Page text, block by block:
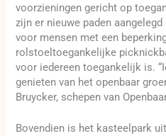
voorzieningen gericht op
zijn er nieuwe paden
voor mensen met een
rolstoeltoegankelijke
voor iedereen toegankelijk is.
genieten van het openbaar
Bruycker, schepen van
Bovendien is het kasteelpark